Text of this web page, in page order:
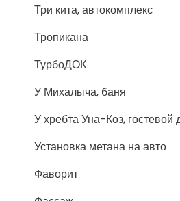
Три кита, автокомплекс
Тропикана
ТурбоДОК
У Михалыча, баня
У хребта Уна-Коз, гостевой
Установка метана на авто
Фаворит